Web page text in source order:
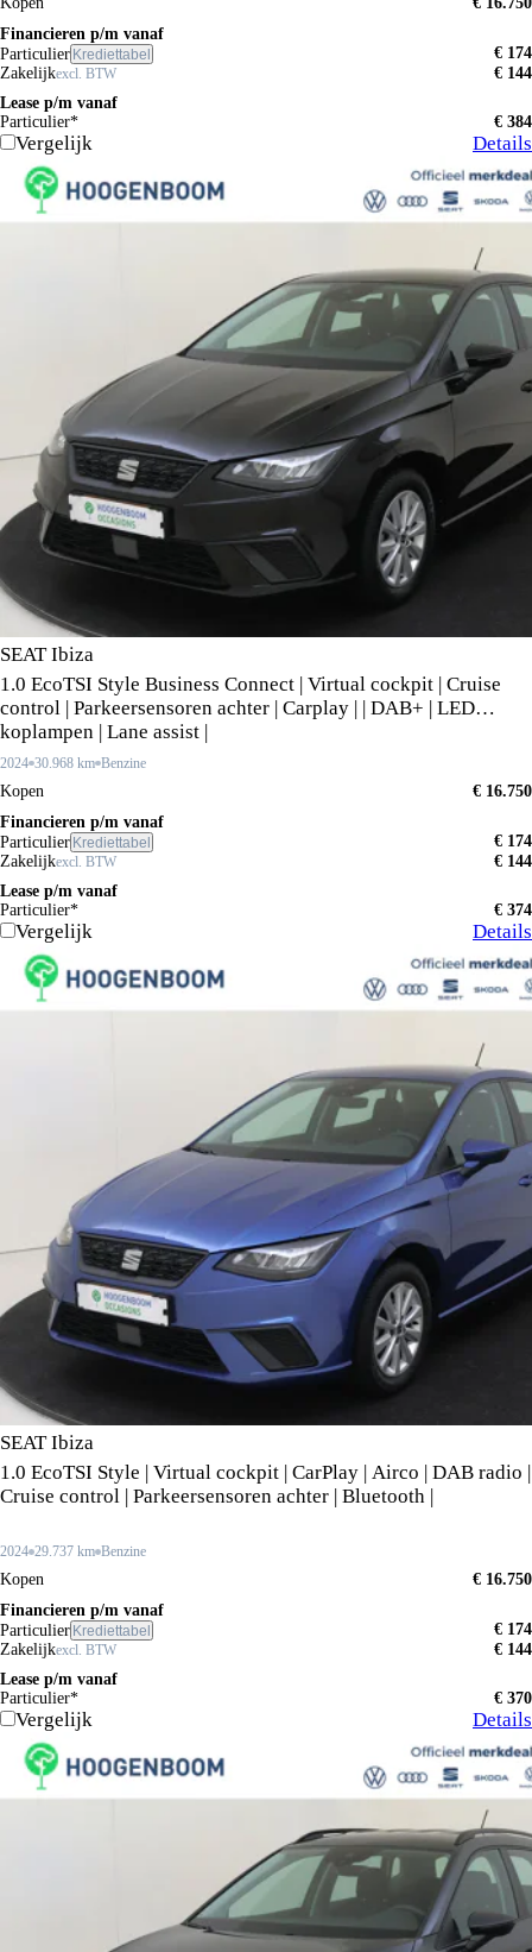
Financieren p/m vanaf
Particulier Krediettabel
€ 174
Zakelijkexcl. BTW
€ 144
Lease p/m vanaf
Particulier*
€ 384
Vergelijk Details
SEAT Ibiza
1.0 EcoTSI Style Business Connect | Virtual cockpit | Cruise
control | Parkeersensoren achter | Carplay | | DAB+ | LED
koplampen | Lane assist |
2024 30.968 km Benzine
Kopen
€ 16.750
Financieren p/m vanaf
Particulier Krediettabel
€ 174
Zakelijkexcl. BTW
€ 144
Lease p/m vanaf
Particulier*
€ 374
Vergelijk Details
SEAT Ibiza
1.0 EcoTSI Style | Virtual cockpit | CarPlay | Airco | DAB radio |
Cruise control | Parkeersensoren achter | Bluetooth |
2024 29.737 km Benzine
Kopen
€ 16.750
Financieren p/m vanaf
Particulier Krediettabel
€ 174
Zakelijkexcl. BTW
€ 144
Lease p/m vanaf
Particulier*
€ 370
Vergelijk Details